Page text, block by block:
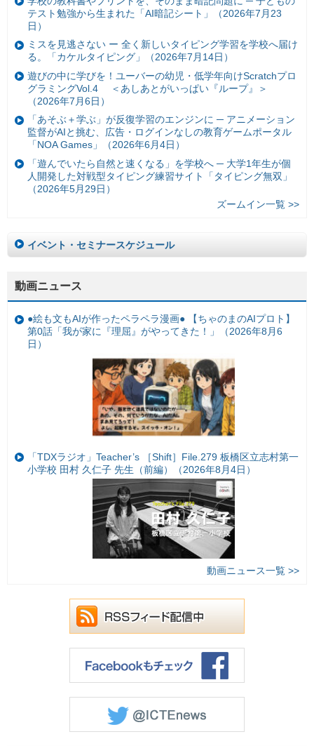
テスト勉強から生まれた「AI暗記シート」（2026年7月23
日）
ミスを見逃さない ー 全く新しいタイピング学習を学校へ届け
る。「カケルタイピング」（2026年7月14日）
遊びの中に学びを！ユーバーの幼児・低学年向けScratchプロ
グラミングVol.4 ＜あしあとがいっぱい『ループ』＞
（2026年7月6日）
「あそぶ＋学ぶ」が反復学習のエンジンに ─ アニメーション
監督がAIと挑む、広告・ログインなしの教育ゲームポータル
「NOA Games」（2026年6月4日）
「遊んでいたら自然と速くなる」を学校へ ─ 大学1年生が個
人開発した対戦型タイピング練習サイト「タイピング無双」
（2026年5月29日）
ズームイン一覧 >>
イベント・セミナースケジュール
動画ニュース
●絵も文もAIが作ったペラペラ漫画● 【ちゃのまのAIプロト】
第0話「我が家に『理屈』がやってきた！」（2026年8月6
日）
「TDXラジオ」Teacher’s ［Shift］File.279 板橋区立志村第一
小学校 田村 久仁子 先生（前編）（2026年8月4日）
動画ニュース一覧 >>